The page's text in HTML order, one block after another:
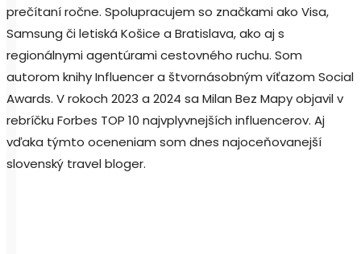
prečítaní ročne. Spolupracujem so značkami ako Visa,
Samsung či letiská Košice a Bratislava, ako aj s
regionálnymi agentúrami cestovného ruchu. Som
autorom knihy Influencer a štvornásobným víťazom Social
Awards. V rokoch 2023 a 2024 sa Milan Bez Mapy objavil v
rebríčku Forbes TOP 10 najvplyvnejších influencerov. Aj
vďaka týmto oceneniam som dnes najoceňovanejší
slovenský travel bloger.